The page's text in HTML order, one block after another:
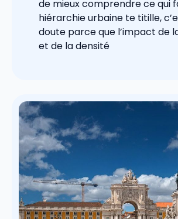
de mieux comprendre ce qui
hiérarchie urbaine te titille,
doute parce que l’impact de
et de la densité